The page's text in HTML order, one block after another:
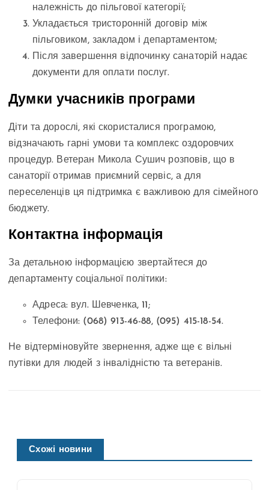
належність до пільгової категорії;
Укладається тристоронній договір між
пільговиком, закладом і департаментом;
Після завершення відпочинку санаторій надає
документи для оплати послуг.
Думки учасників програми
Діти та дорослі, які скористалися програмою,
відзначають гарні умови та комплекс оздоровчих
процедур. Ветеран Микола Сушич розповів, що в
санаторії отримав приємний сервіс, а для
переселенців ця підтримка є важливою для сімейного
бюджету.
Контактна інформація
За детальною інформацією звертайтеся до
департаменту соціальної політики:
Адреса: вул. Шевченка, 11;
Телефони: (068) 913-46-88, (095) 415-18-54.
Не відтерміновуйте звернення, адже ще є вільні
путівки для людей з інвалідністю та ветеранів.
Схожі новини